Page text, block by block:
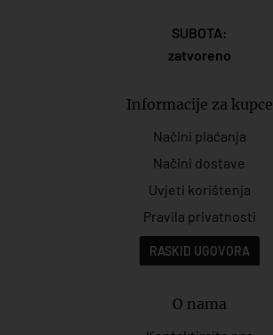
SUBOTA:
zatvoreno
Informacije za kupce
Načini plaćanja
Načini dostave
Uvjeti korištenja
Pravila privatnosti
RASKID UGOVORA
O nama